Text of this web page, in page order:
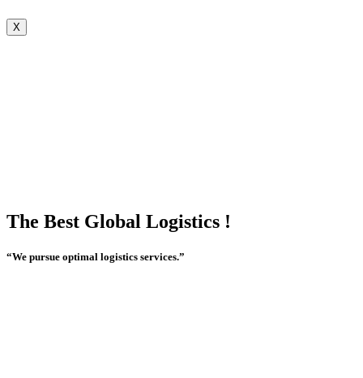
X
The Best Global Logistics !
“We pursue optimal logistics services.”